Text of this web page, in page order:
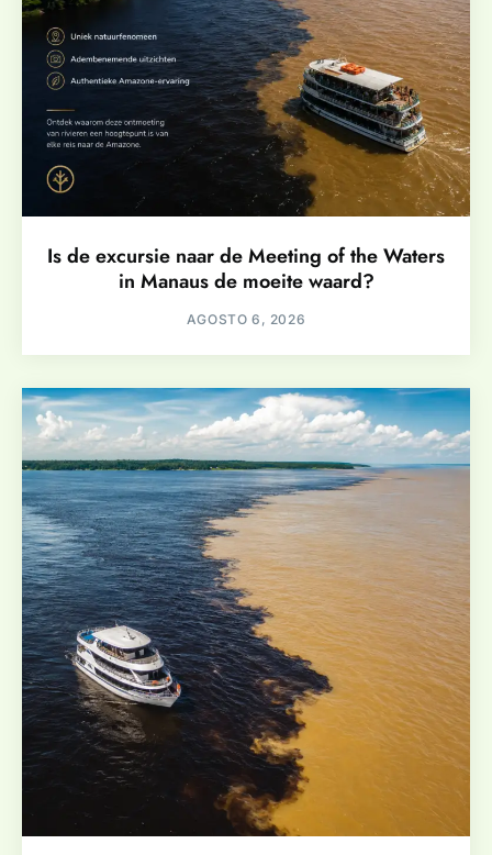
Is de excursie naar de Meeting of the Waters
in Manaus de moeite waard?
AGOSTO 6, 2026